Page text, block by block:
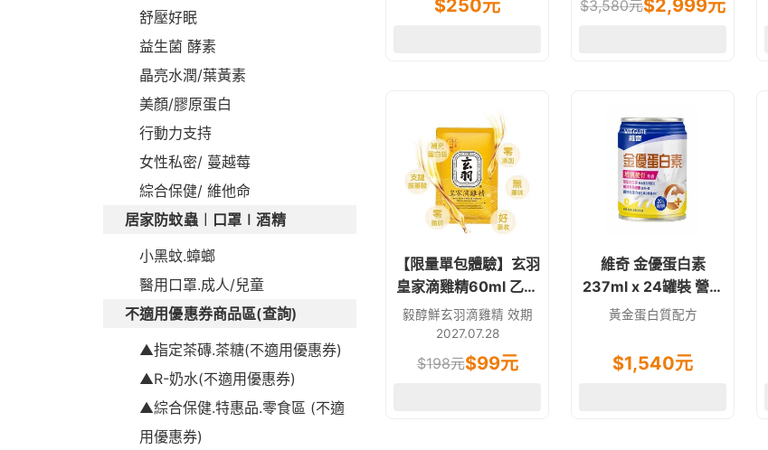
舒壓好眠
益生菌 酵素
晶亮水潤/葉黃素
美顏/膠原蛋白
行動力支持
女性私密/ 蔓越莓
綜合保健/ 維他命
居家防蚊蟲︱口罩∣酒精
小黑蚊.蟑螂
醫用口罩.成人/兒童
不適用優惠券商品區(查詢)
▲指定茶磚.茶糖(不適用優惠券)
▲R-奶水(不適用優惠券)
▲綜合保健.特惠品.零食區 (不適
用優惠券)
$250元 $3,580元$2,999元
【限量單包體驗】玄羽
皇家滴雞精60ml 乙包
(黑羽土雞滴雞精)
毅醇鮮玄羽滴雞精 效期
2027.07.28
$198元$99元
維奇 金優蛋白素
237ml x 24罐裝 營養
奶水 奶素食可
黃金蛋白質配方
$1,540元